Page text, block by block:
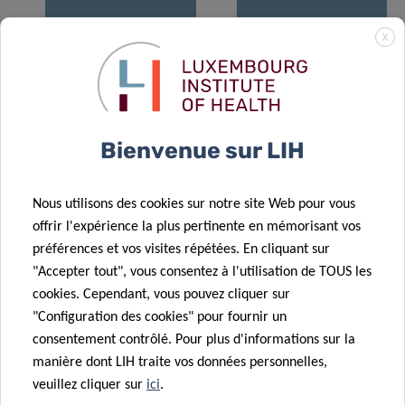
Think Pink Lux
décerne le prix
Marian Aldred
chercheurs du
« Prix Marian
Aldred »
chercheurs du
10 Jan 2022
Prix
d’excellence
de thèse pour
Hannah
Wurzer
Le prix «
Marian Aldred
» de Think
Pink Lux
décerné à des
chercheurs du
LIH
X
Bienvenue sur LIH
Nous utilisons des cookies sur notre site Web pour vous
offrir l'expérience la plus pertinente en mémorisant vos
préférences et vos visites répétées. En cliquant sur
"Accepter tout", vous consentez à l'utilisation de TOUS les
cookies. Cependant, vous pouvez cliquer sur
"Configuration des cookies" pour fournir un
consentement contrôlé. Pour plus d'informations sur la
manière dont LIH traite vos données personnelles,
veuillez cliquer sur ici.